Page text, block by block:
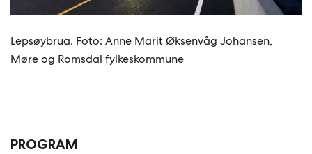
Lepsøybrua. Foto: Anne Marit Øksenvåg Johansen,
Møre og Romsdal fylkeskommune
PROGRAM